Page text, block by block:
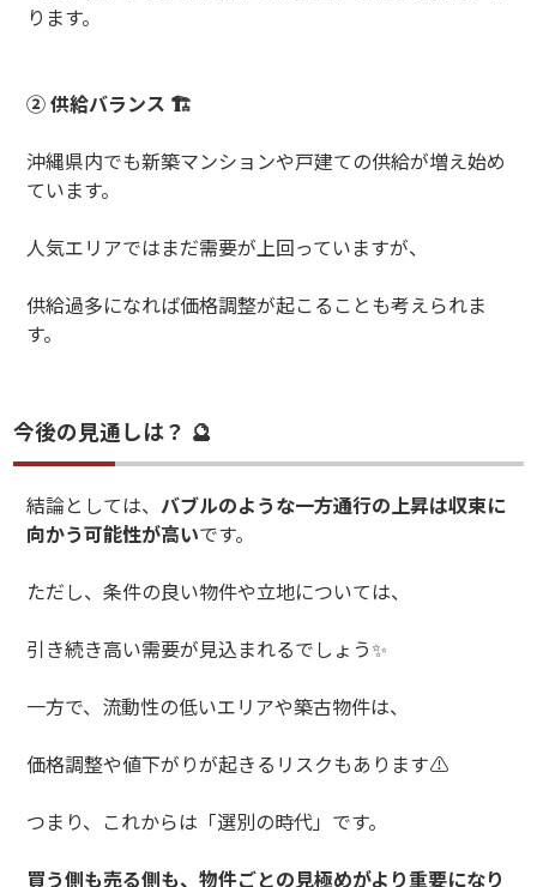
ります。
②供給バランス 🏗️
沖縄県内でも新築マンションや戸建ての供給が増え始め
ています。
人気エリアではまだ需要が上回っていますが、
供給過多になれば価格調整が起こることも考えられま
す。
今後の見通しは？ 🔮
結論としては、バブルのような一方通行の上昇は収束に
向かう可能性が高いです。
ただし、条件の良い物件や立地については、
引き続き高い需要が見込まれるでしょう✨
一方で、流動性の低いエリアや築古物件は、
価格調整や値下がりが起きるリスクもあります⚠️
つまり、これからは「選別の時代」です。
買う側も売る側も、物件ごとの見極めがより重要になり